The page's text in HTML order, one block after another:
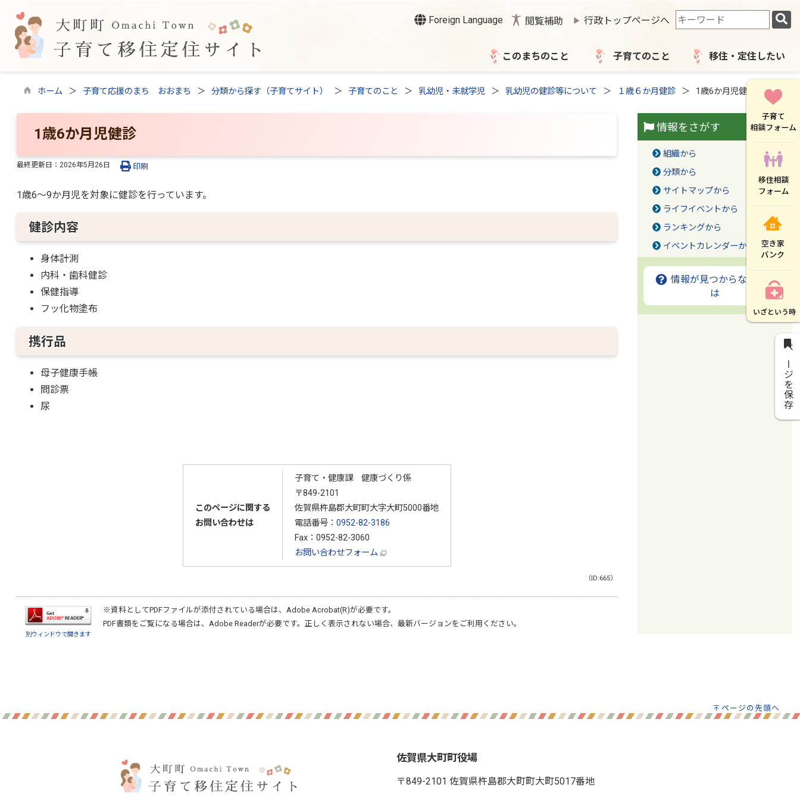
Foreign Language 閲覧補助 行政トップページへ
検
索
ド
このまちのこと 子育てのこと 移住・定住したい
ホーム 子育て応援のまち おおまち 分類から探す（子育てサイト） 子育てのこと 乳幼児・未就学児 乳幼児の健診等について １歳６か月健診 1歳6か月児健診
1歳6か月児健診
最終更新日： 2026年5月26日 印刷
1歳6～9か月児を対象に健診を行っています。
健診内容
身体計測
内科・歯科健診
保健指導
フッ化物塗布
携行品
母子健康手帳
問診票
尿
このページに関する
お問い合わせは
子育て・健康課 健康づくり係
〒849-2101
佐賀県杵島郡大町町大字大町5000番地
電話番号： 0952-82-3186
Fax：0952-82-3060
お問い合わせフォーム
（ID:665）
別ウィンドウで開きます
※資料としてPDFファイルが添付されている場合は、 Adobe Acrobat(R)が必要です。
PDF書類をご覧になる場合は、 Adobe Readerが必要です。正しく表示されない場合、最新バージョンをご利用ください。
情報をさがす
組織から
分類から
サイトマップから
ライフイベントから
ランキングから
イベントカレンダーから
情報が見つからないとき
は
ページの先頭へ
佐賀県大町町役場
〒849-2101 佐賀県杵島郡大町町大町5017番地
ページを保存